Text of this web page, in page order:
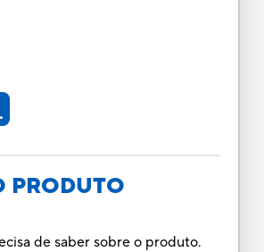
PRODUTO
de saber sobre o produto.